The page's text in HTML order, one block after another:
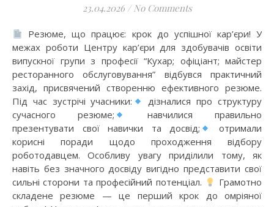
23.04.2026 / No Comments
Резюме, що працює: крок до успішної кар’єри! У
межах роботи Центру кар’єри для здобувачів освіти
випускної групи з професії “Кухар; офіціант; майстер
ресторанного обслуговування” відбувся практичний
захід, присвячений створенню ефективного резюме.
Під час зустрічі учасники:
дізналися про структуру
сучасного резюме;
навчилися правильно
презентувати свої навички та досвід;
отримали
корисні поради щодо проходження відбору
роботодавцем. Особливу увагу приділили тому, як
навіть без значного досвіду вигідно представити свої
сильні сторони та професійний потенціал.
Грамотно
складене резюме — це перший крок до омріяної